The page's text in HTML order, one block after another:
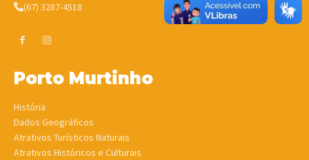
(67) 3287-4518
Porto Murtinho
História
Dados Geográficos
Atrativos Turísticos Naturais
Atrativos Históricos e Culturais